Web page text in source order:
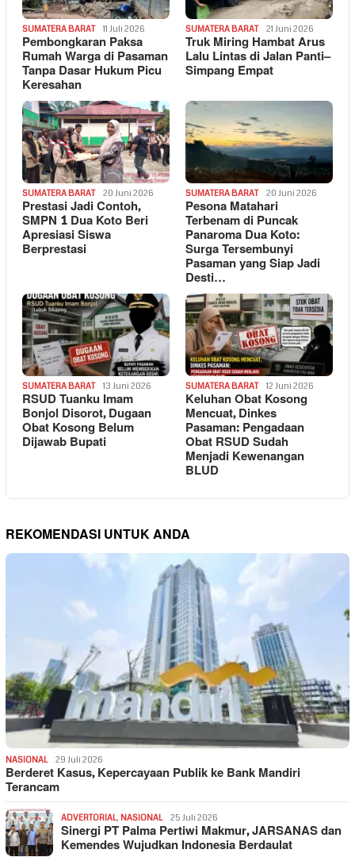
SUMATERA BARAT 11 Juli 2026
Pembongkaran Paksa
Rumah Warga di Pasaman
Tanpa Dasar Hukum Picu
Keresahan
SUMATERA BARAT 21 Juni 2026
Truk Miring Hambat Arus
Lalu Lintas di Jalan Panti–
Simpang Empat
SUMATERA BARAT 20 Juni 2026
Prestasi Jadi Contoh,
SMPN 1 Dua Koto Beri
Apresiasi Siswa
Berprestasi
SUMATERA BARAT 20 Juni 2026
Pesona Matahari
Terbenam di Puncak
Panaroma Dua Koto:
Surga Tersembunyi
Pasaman yang Siap Jadi
Desti…
SUMATERA BARAT 13 Juni 2026
RSUD Tuanku Imam
Bonjol Disorot, Dugaan
Obat Kosong Belum
Dijawab Bupati
SUMATERA BARAT 12 Juni 2026
Keluhan Obat Kosong
Mencuat, Dinkes
Pasaman: Pengadaan
Obat RSUD Sudah
Menjadi Kewenangan
BLUD
REKOMENDASI UNTUK ANDA
NASIONAL 29 Juli 2026
Berderet Kasus, Kepercayaan Publik ke Bank Mandiri
Terancam
ADVERTORIAL, NASIONAL 25 Juli 2026
Sinergi PT Palma Pertiwi Makmur, JARSANAS dan
Kemendes Wujudkan Indonesia Berdaulat